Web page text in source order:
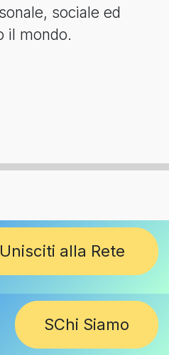
sociale ed
il mondo.
Unisciti alla Rete
SChi Siamo